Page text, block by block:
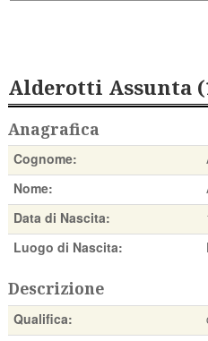
Alderotti Assunta
Anagrafica
Cognome:
Nome:
Data di Nascita:
Luogo di Nascita:
Descrizione
Qualifica: